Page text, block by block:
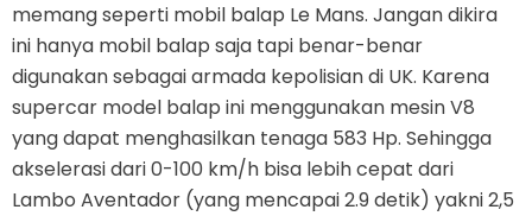
memang seperti mobil balap Le Mans. Jangan dikira
ini hanya mobil balap saja tapi benar-benar
digunakan sebagai armada kepolisian di UK. Karena
supercar model balap ini menggunakan mesin V8
yang dapat menghasilkan tenaga 583 Hp. Sehingga
akselerasi dari 0-100 km/h bisa lebih cepat dari
Lambo Aventador (yang mencapai 2.9 detik) yakni 2,5